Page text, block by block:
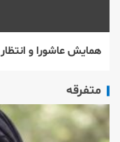
همایش عاشورا و انتظار
متفرقه